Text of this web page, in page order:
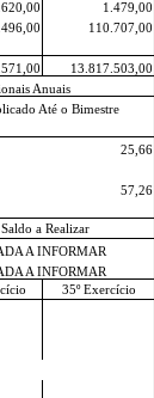
1.479,00
110.707,00
13.817.503,00
Anuais
Até o Bimestre
25,66
57,26
Saldo a Realizar
A INFORMAR
A INFORMAR
35º Exercício